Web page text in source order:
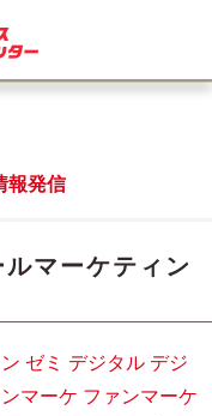
報発信
ルマーケティン
ゼミ デジタル デジ
マーケ ファンマーケ